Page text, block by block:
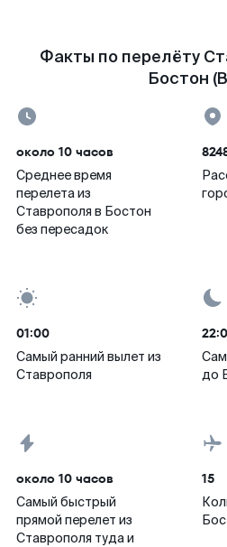
Факты по перелёту
Бостон
около 10 часов
Среднее время
перелета из
Ставрополя в Бостон
без пересадок
01:00
Самый ранний вылет из
Ставрополя
до
около 10 часов
Самый быстрый
прямой перелет из
Ставрополя туда и
15